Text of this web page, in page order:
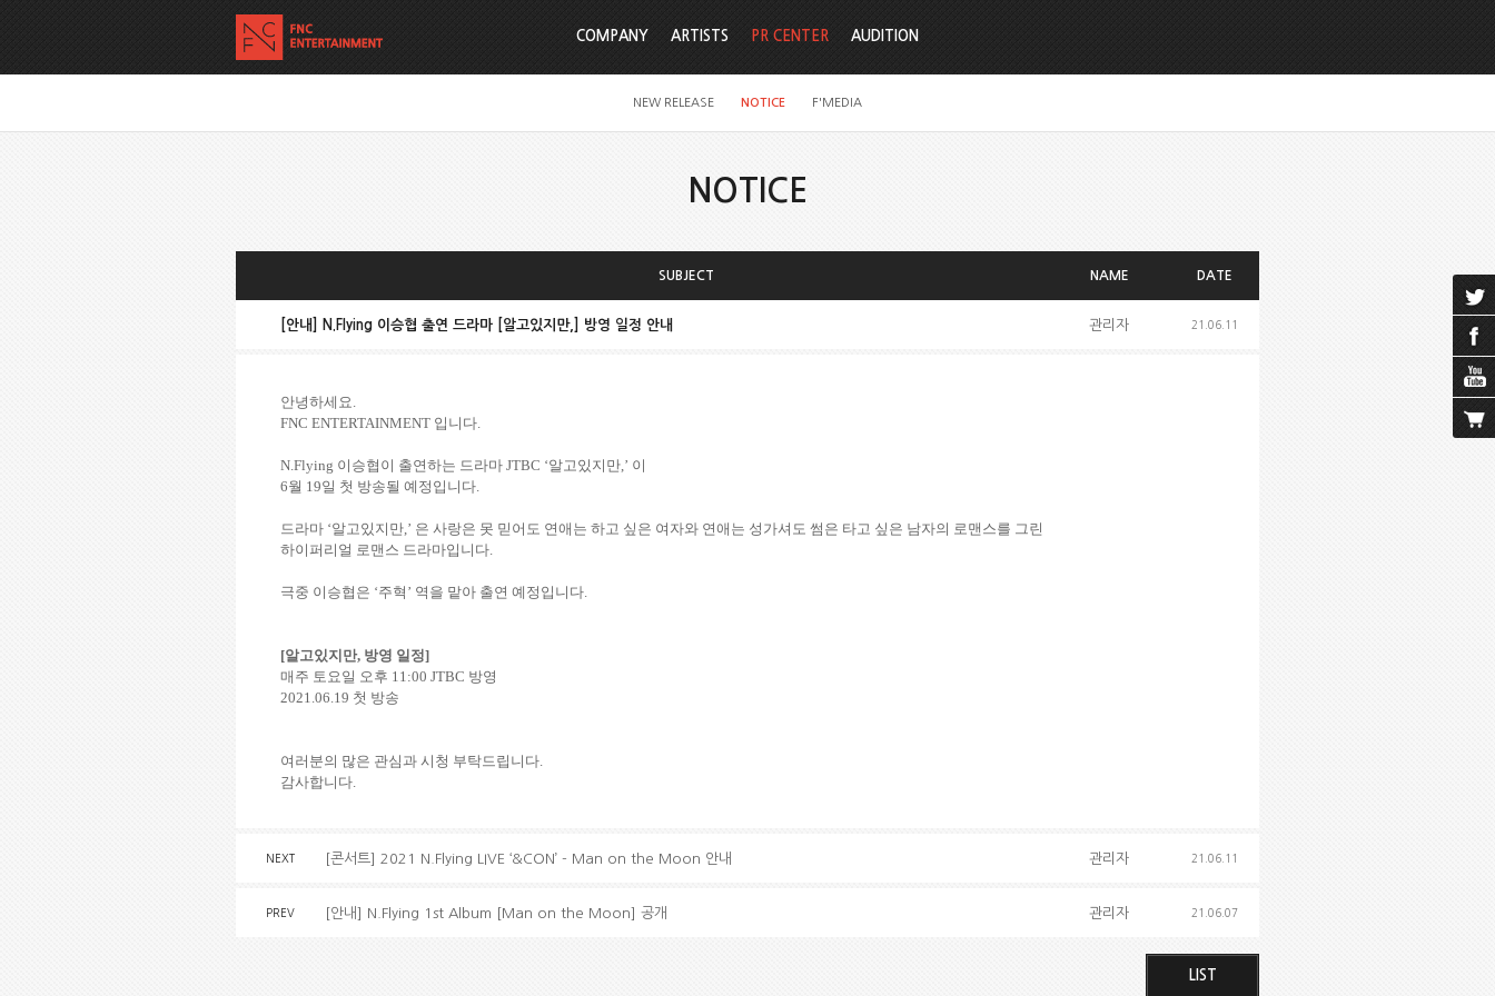
COMPANY ARTISTS PR CENTER
NEW RELEASE NOTICE F'MEDIA
AUDITION
NOTICE
SUBJECT NAME DATE
[안내] N.Flying 이승협 출연 드라마 [알고있지만,] 방영 일정 안내 관리자 21.06.11
안녕하세요.
FNC ENTERTAINMENT 입니다.
N.Flying 이승협이 출연하는 드라마 JTBC ‘알고있지만,’ 이
6월 19일 첫 방송될 예정입니다.
드라마 ‘알고있지만,’ 은 사랑은 못 믿어도 연애는 하고 싶은 여자와 연애는 성가셔도 썸은 타고 싶은 남자의 로맨스를 그린
하이퍼리얼 로맨스 드라마입니다.
극중 이승협은 ‘주혁’ 역을 맡아 출연 예정입니다.
[알고있지만, 방영 일정]
매주 토요일 오후 11:00 JTBC 방영
2021.06.19 첫 방송
여러분의 많은 관심과 시청 부탁드립니다.
감사합니다.
NEXT [콘서트] 2021 N.Flying LIVE ‘&CON’ - Man on the Moon 안내 관리자 21.06.11
PREV [안내] N.Flying 1st Album [Man on the Moon] 공개 관리자 21.06.07
LIST